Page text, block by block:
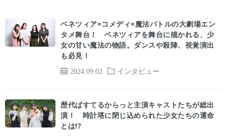
2024.09.02 インタビュー
ベネツィア×コメディ×魔法バトルの大劇場エン
タメ舞台！ ベネツィアを舞台に描かれる、少
女の甘い魔法の物語。ダンスや殺陣、視覚演出
も必見！
歴代ぱすてるからっと主演キャストたちが総出
演！ 時計塔に閉じ込められた少女たちの運命
とは!?